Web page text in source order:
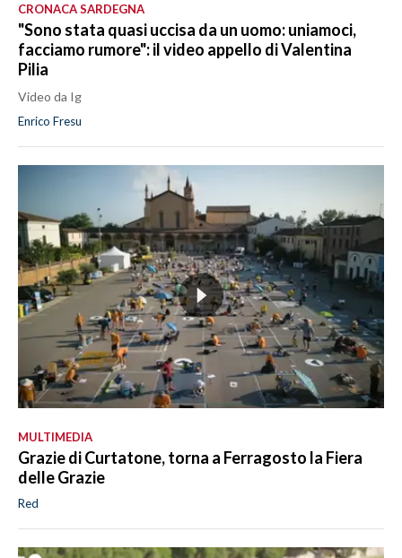
CRONACA SARDEGNA
"Sono stata quasi uccisa da un uomo: uniamoci,
facciamo rumore": il video appello di Valentina
Pilia
Video da Ig
Enrico Fresu
MULTIMEDIA
Grazie di Curtatone, torna a Ferragosto la Fiera
delle Grazie
Red